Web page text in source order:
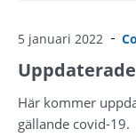
5 januari 2022
Här kommer
gällande covid-19.